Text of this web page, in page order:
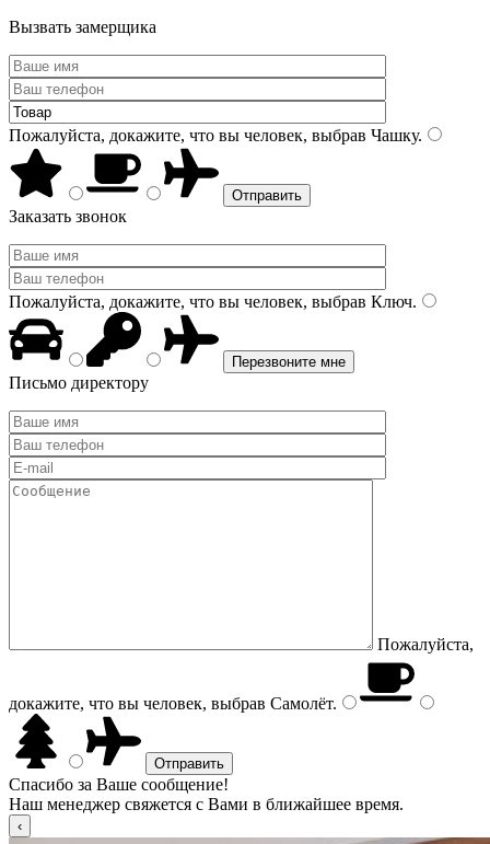
Вызвать замерщика
Пожалуйста, докажите, что вы человек, выбрав Чашку.
Заказать звонок
Пожалуйста, докажите, что вы человек, выбрав Ключ.
Письмо директору
Пожалуйста,
докажите, что вы человек, выбрав Самолёт.
Спасибо за Ваше сообщение!
Наш менеджер свяжется с Вами в ближайшее время.